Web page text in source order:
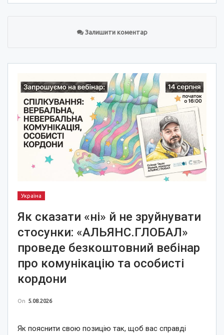
Залишити коментар
Україна
Як сказати «ні» й не зруйнувати
стосунки: «АЛЬЯНС.ГЛОБАЛ»
проведе безкоштовний вебінар
про комунікацію та особисті
кордони
On 5.08.2026
Як пояснити свою позицію так, щоб вас справді